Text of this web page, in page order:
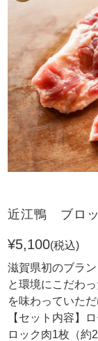
近江鴨 ブロ
¥5,100(税込)
滋賀県初のブラ
と環境にこだわ
を味わっていただ
【セット内容】
ロック肉1枚（約